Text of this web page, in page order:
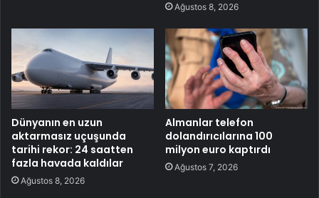
Ağustos 8, 2026
Dünyanın en uzun
aktarmasız uçuşunda
tarihi rekor: 24 saatten
fazla havada kaldılar
Ağustos 8, 2026
Almanlar telefon
dolandırıcılarına 100
milyon euro kaptırdı
Ağustos 7, 2026